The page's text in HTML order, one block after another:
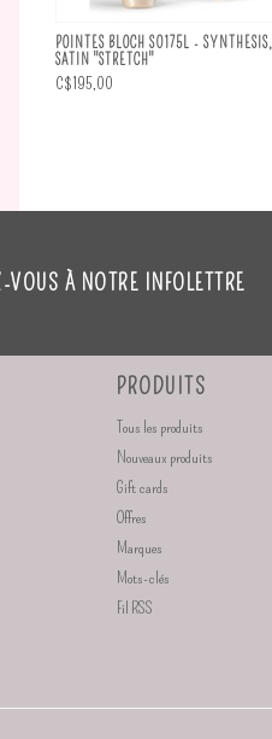
POINTES BLOCH S0175L - SYNTHESIS,
SATIN "STRETCH"
C$195,00
VOUS À NOTRE INFOLETTRE
PRODUITS
Tous les produits
Nouveaux produits
Gift cards
Offres
Marques
Mots-clés
Fil RSS